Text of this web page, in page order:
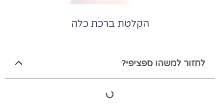
הקלטת ברכת כלה
לחזור למשהו ספציפי?